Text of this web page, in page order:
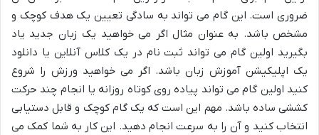
ضروری است. این گام می تواند به سادگی تعیین یک هدف کوچک و
مشخص باشد. به عنوان مثال اگر می خواهید یک زبان جدید یاد
بگیرید اولین گام می تواند ثبت نام در یک کلاس آنلاین یا دانلود
یک اپلیکیشن آموزش زبان باشد. اگر می خواهید ورزش را شروع
کنید اولین گام می تواند پیاده روی کوتاه روزانه یا انجام چند حرکت
کششی ساده باشد. مهم این است که یک گام کوچک و قابل دستیابی
انتخاب کنید و آن را به سرعت انجام دهید. این کار به شما کمک می